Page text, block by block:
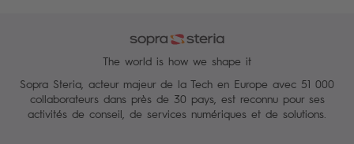
The world is how we shape it
Sopra Steria, acteur majeur de la Tech en Europe avec 51 000
collaborateurs dans près de 30 pays, est reconnu pour ses
activités de conseil, de services numériques et de solutions.